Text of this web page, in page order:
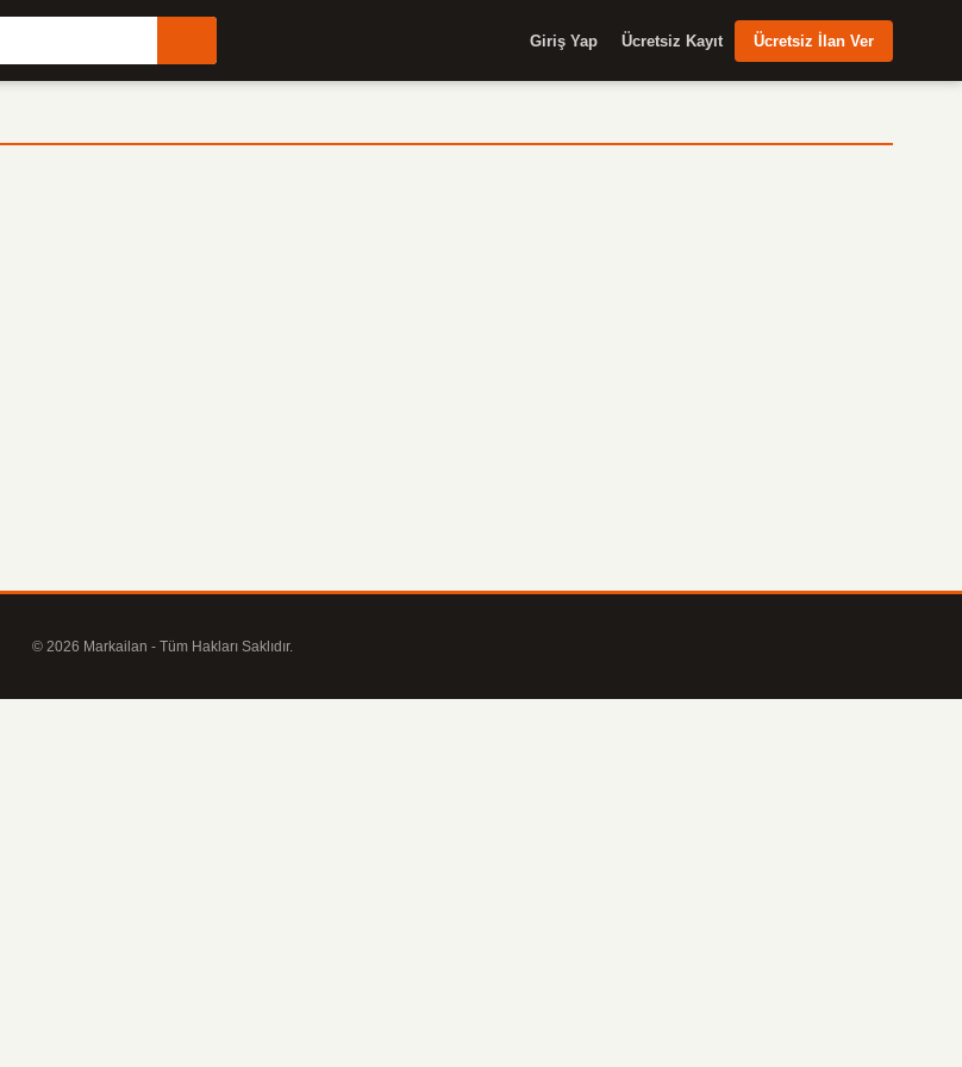
Giriş Yap Ücretsiz Kayıt Ücretsiz İlan Ver
© 2026 Markailan - Tüm Hakları Saklıdır.